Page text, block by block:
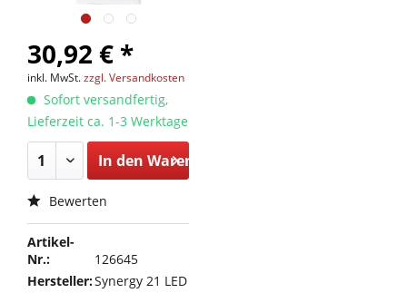
30,92 € *
inkl. MwSt.zzgl. Versandkosten
Sofort versandfertig,
Lieferzeit ca. 1-3 Werktage
In den Warenkorb
Bewerten
Artikel-
Nr.:
126645
Hersteller:Synergy 21 LED